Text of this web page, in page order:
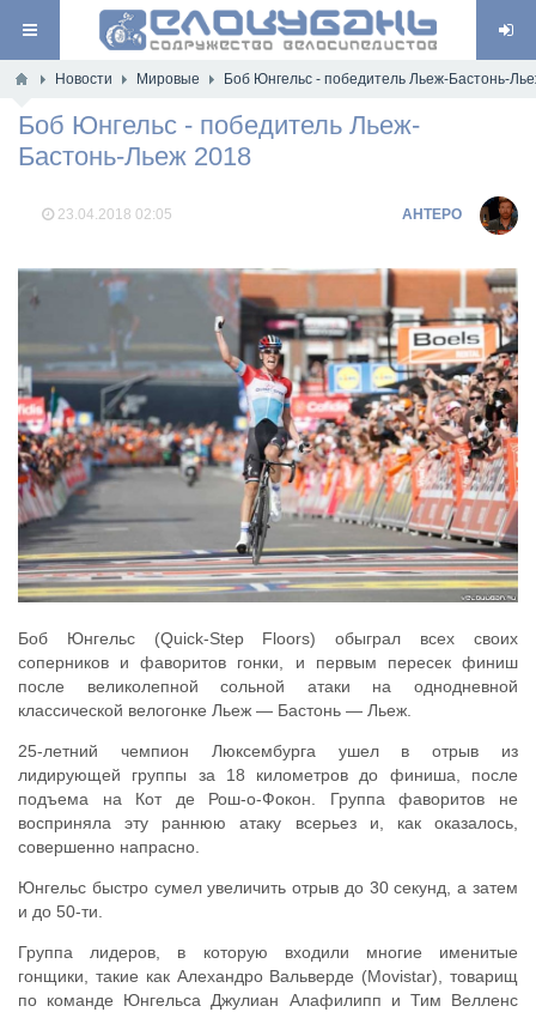
Новости Мировые Боб Юнгельс - победитель Льеж-Бастонь-
Боб Юнгельс - победитель Льеж-
Бастонь-Льеж 2018
23.04.2018 02:05 AHTEPO
Боб Юнгельс (Quick-Step Floors) обыграл всех своих
соперников и фаворитов гонки, и первым пересек финиш
после великолепной сольной атаки на однодневной
классической велогонке Льеж — Бастонь — Льеж.
25-летний чемпион Люксембурга ушел в отрыв из
лидирующей группы за 18 километров до финиша, после
подъема на Кот де Рош-о-Фокон. Группа фаворитов не
восприняла эту раннюю атаку всерьез и, как оказалось,
совершенно напрасно.
Юнгельс быстро сумел увеличить отрыв до 30 секунд, а затем
и до 50-ти.
Группа лидеров, в которую входили многие именитые
гонщики, такие как Алехандро Вальверде (Movistar), товарищ
по команде Юнгельса Джулиан Алафилипп и Тим Велленс